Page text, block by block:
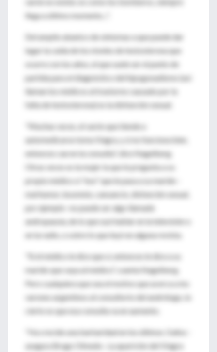
llega a último momento...".
Del amplio abanico de síntomas a que puede dar
lugar la caída de los niveles de testosterona que
ocurre con los años, el que suele ser el punto de
partida para el diagnóstico del hipogonadismo (así
llaman los médicos al trastorno causado por la
falta de testosterona) es la disfunción sexual.
"Muchas veces, el varón que tiende a
automedicarse toma Viagra, y si no funciona bien,
entonces cae en la consulta", dice Nagelberg.
Otras veces es la mujer la que le pregunta a su
propio médico si "eso" que le pasa a su marido -
mal humor, insomnio, cansancio, disfunción sexual,
por ejemplo- no puede ser algo llamado
andropausia, de lo que oyó hablar en la televisión o
en la radio, o sobre lo que leyó en alguna revista.
"Si el médico le dice que sí, entonces le dice a su
marido que vaya al médico", cuenta Nagelberg.
Pero cualquiera que sea el motivo que acerca a los
varones argentinos al consultorio del andrólogo, lo
cierto es que esa consulta va en aumento.
"Ha crecido una barbaridad en los últimos 3 años -
asegura Brugo Olmedo-. La aparición del Viagra